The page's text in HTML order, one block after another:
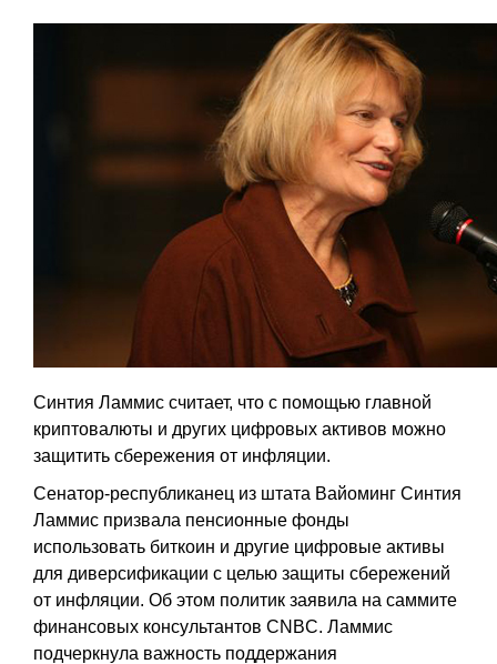
Синтия Ламмис считает, что с помощью главной
криптовалюты и других цифровых активов можно
защитить сбережения от инфляции.
Сенатор-республиканец из штата Вайоминг Синтия
Ламмис призвала пенсионные фонды
использовать биткоин и другие цифровые активы
для диверсификации с целью защиты сбережений
от инфляции. Об этом политик заявила на саммите
финансовых консультантов CNBC. Ламмис
подчеркнула важность поддержания